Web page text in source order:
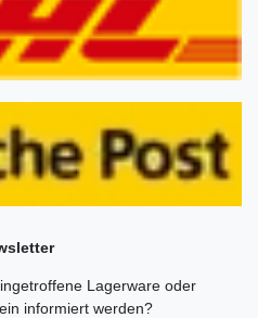
Lagerware oder
informiert werden?